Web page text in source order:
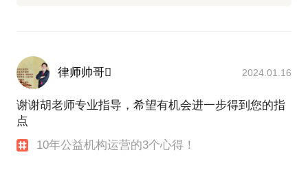
律师帅哥 2024.01.16
谢谢胡老师专业指导，希望有机会进一步得到您的指
点
10年公益机构运营的3个心得！